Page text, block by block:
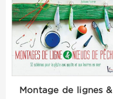
Montage de lignes &